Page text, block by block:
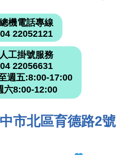
機電話專線
04 22052121
人工掛號服務
04 22056631
週五:8:00-17:00
六8:00-12:00
市北區育德路2號